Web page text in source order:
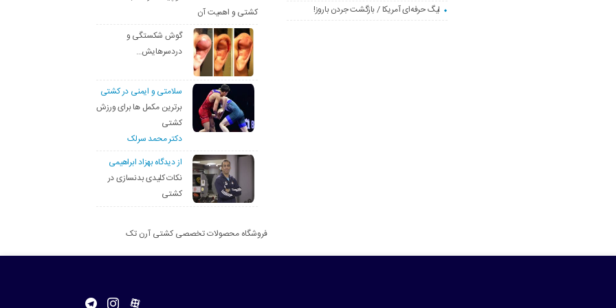
لیگ حرفه‌ای آمریکا / بازگشت جردن باروز!
کشتی و اهمیت آن
گوش شکستگی و
دردسرهایش…
سلامتی و ایمنی در کشتی
برترین مکمل ها برای ورزش
کشتی
دکتر محمد سرلک
از دیدگاه بهزاد ابراهیمی
نکات کلیدی بدنسازی در
کشتی
فروشگاه محصولات تخصصی کشتی آرن تک